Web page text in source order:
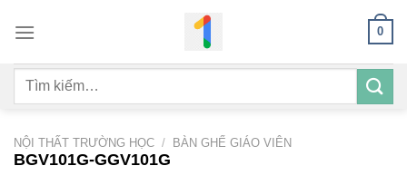
qua
dung
0
Tìm
NỘI THẤT TRƯỜNG HỌC / BÀN GHẾ GIÁO VIÊN
BGV101G-GGV101G